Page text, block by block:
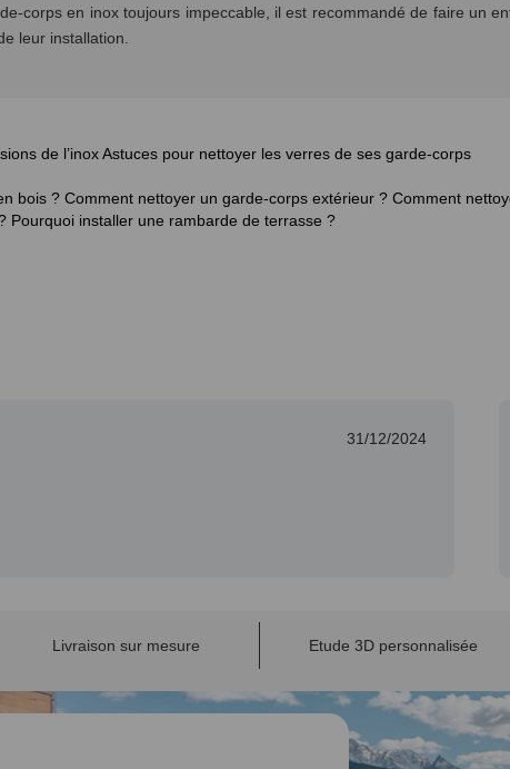
corps en inox toujours impeccable, il est recommandé de faire un
leur installation.
de l’inoxAstuces pour nettoyer les verres de ses garde-corps
bois ? Comment nettoyer un garde-corps extérieur ? Comment
Pourquoi installer une rambarde de terrasse ?
31/12/2024
Livraison sur mesure Etude 3D personnalisée